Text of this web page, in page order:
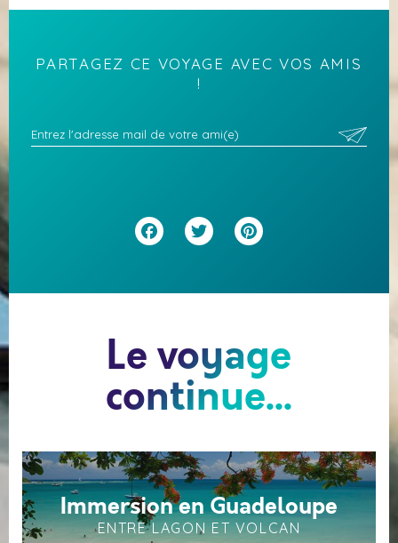
PARTAGEZ CE VOYAGE AVEC VOS AMIS
!
Facebook
Twitter
Le voyage
continue...
Immersion en Guadeloupe
ENTRE LAGON ET VOLCAN